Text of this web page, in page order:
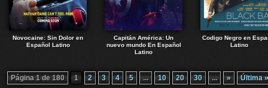
Novocaine: Sin Dolor en
Español Latino
Capitán América: Un
nuevo mundo En Español
Latino
Codigo Negro en
Latino
Página 1 de 180 1 2 3 4 5 ... 10 20 30 ... » Última »